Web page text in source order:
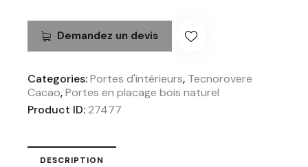
Demandez un devis
Categories:Portes d'intérieurs, Tecnorovere
Cacao,Portes en placage bois naturel
Product ID:27477
DESCRIPTION